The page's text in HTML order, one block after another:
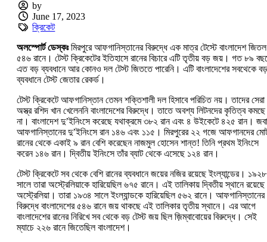
by
June 17, 2023
ক্রিকেট
অলস্পোর্ট ডেস্কঃমিরপুরে আফগানিস্তানের বিরুদ্ধে এক মাত্র টেস্টে বাংলাদেশ জিতল
৫৪৬ রানে। টেস্ট ক্রিকেটের ইতিহাসে রানের বিচারে এটি তৃতীয় বড় জয়। গত ৮৯
এত বড় ব্যবধানে আর কোনও দল টেস্ট জিততে পারেনি। এটি বাংলাদেশের সবথেকে বড়
ব্যবধানে টেস্ট জেতার রেকর্ড।
টেস্ট ক্রিকেটে আফগানিস্তান তেমন শক্তিশালী দল হিসাবে পরিচিত নয়। তাদের সেরা
অস্ত্র রশিদ খান খেলেননি বাংলাদেশের বিরুদ্ধে। তাতে অবশ্য লিটনদের কৃতিত্ব কমছে
না। বাংলাদেশ দু’ইনিংসে করেছে যথাক্রমে ৩৮২ রান এবং ৪ উইকেটে ৪২৫ রান।
আফগানিস্তানের দু’ইনিংসে রান ১৪৬ এবং ১১৫। মিরপুরের ২২ গজে আফগানদের
রানের থেকে একাই ৯ রান বেশি করেছেন নাজমুল হোসেন শান্ত! তিনি প্রথম ইনিংসে
করেন ১৪৬ রান। দ্বিতীয় ইনিংসে তাঁর ব্যাট থেকে এসেছে ১২৪ রান।
টেস্ট ক্রিকেটে সব থেকে বেশি রানের ব্যবধানে জয়ের নজির রয়েছে ইংল্যান্ডের। ১৯২৮
সালে তারা অস্ট্রেলিয়াকে হারিয়েছিল ৬৭৫ রানে। এই তালিকায় দ্বিতীয় স্থানে রয়েছে
অস্ট্রেলিয়া। তারা ১৯৩৪ সালে ইংল্যান্ডকে হারিয়েছিল ৫৬২ রানে। আফগানিস্তানের
বিরুদ্ধে বাংলাদেশের ৫৪৬ রানে জয় থাকছে এই তালিকার তৃতীয় স্থানে। এর আগে
বাংলাদেশের রানের নিরিখে সব থেকে বড় টেস্ট জয় ছিল জ়িম্বাবোয়ের বিরুদ্ধে। সেই
ম্যাচে ২২৬ রানে জিতেছিল বাংলাদেশ।